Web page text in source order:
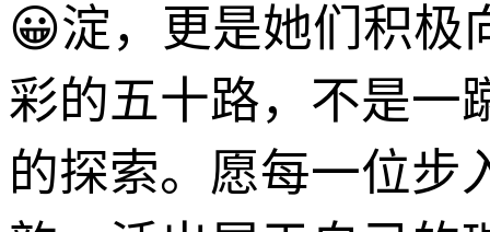
😀淀，更是她们积极
彩的五十路，不是一
的探索。愿每一位步